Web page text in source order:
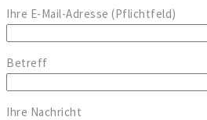
Ihre E-Mail-Adresse (Pflichtfeld)
Betreff
Ihre Nachricht